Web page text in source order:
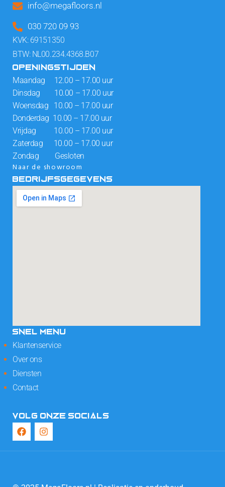
info@megafloors.nl
030 720 09 93
KVK: 69151350
BTW: NL00.234.4368.B07
OPENINGSTIJDEN
Maandag 12.00 – 17.00 uur
Dinsdag 10.00 – 17.00 uur
Woensdag 10.00 – 17.00 uur
Donderdag 10.00 – 17.00 uur
Vrijdag 10.00 – 17.00 uur
Zaterdag 10.00 – 17.00 uur
Zondag Gesloten
Naar de showroom
BEDRIJFSGEGEVENS
SNEL MENU
Klantenservice
Over ons
Diensten
Contact
VOLG ONZE SOCIALS